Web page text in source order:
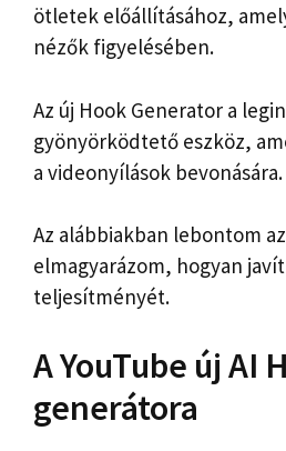
ötletek előállításához,
nézők figyelésében.
Az új Hook Generator a
gyönyörködtető eszköz,
a videonyílások bevonására.
Az alábbiakban lebontom
elmagyarázom, hogyan
teljesítményét.
A YouTube új AI
generátora